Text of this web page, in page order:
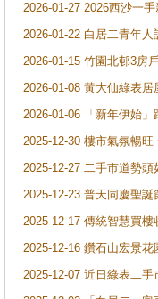
2026-01-27 2026西沙一
2026-01-22 白居二青年
2026-01-15 竹園北邨3房
2026-01-08 黃大仙綠表
2026-01-06 「新年伊始
2025-12-30 樓市氣氛暢
2025-12-27 二手市道勢
2025-12-23 普天同慶聖
2025-12-17 傳統智慧買
2025-12-16 鑽石山宏景
2025-12-07 近日綠表二